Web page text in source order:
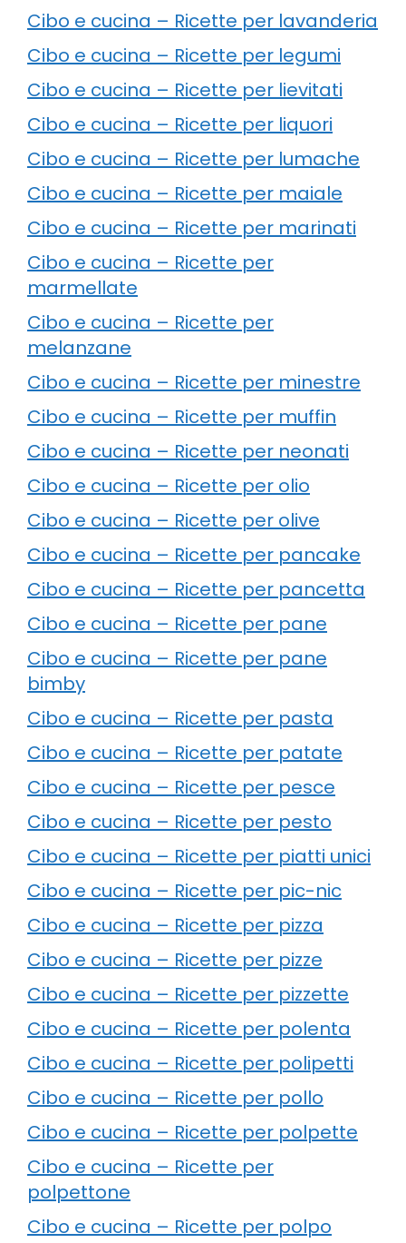
Cibo e cucina – Ricette per lavanderia
Cibo e cucina – Ricette per legumi
Cibo e cucina – Ricette per lievitati
Cibo e cucina – Ricette per liquori
Cibo e cucina – Ricette per lumache
Cibo e cucina – Ricette per maiale
Cibo e cucina – Ricette per marinati
Cibo e cucina – Ricette per
marmellate
Cibo e cucina – Ricette per
melanzane
Cibo e cucina – Ricette per minestre
Cibo e cucina – Ricette per muffin
Cibo e cucina – Ricette per neonati
Cibo e cucina – Ricette per olio
Cibo e cucina – Ricette per olive
Cibo e cucina – Ricette per pancake
Cibo e cucina – Ricette per pancetta
Cibo e cucina – Ricette per pane
Cibo e cucina – Ricette per pane
bimby
Cibo e cucina – Ricette per pasta
Cibo e cucina – Ricette per patate
Cibo e cucina – Ricette per pesce
Cibo e cucina – Ricette per pesto
Cibo e cucina – Ricette per piatti unici
Cibo e cucina – Ricette per pic-nic
Cibo e cucina – Ricette per pizza
Cibo e cucina – Ricette per pizze
Cibo e cucina – Ricette per pizzette
Cibo e cucina – Ricette per polenta
Cibo e cucina – Ricette per polipetti
Cibo e cucina – Ricette per pollo
Cibo e cucina – Ricette per polpette
Cibo e cucina – Ricette per
polpettone
Cibo e cucina – Ricette per polpo